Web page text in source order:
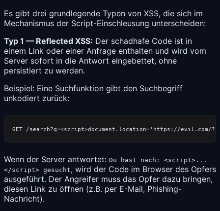
Es gibt drei grundlegende Typen von XSS, die sich im
Mechanismus der Script-Einschleusung unterscheiden:
Typ 1 — Reflected XSS: Der schadhafe Code ist in
einem Link oder einer Anfrage enthalten und wird vom
Server sofort in die Antwort eingebettet, ohne
persistiert zu werden.
Beispiel: Eine Suchfunktion gibt den Suchbegriff
unkodiert zurück:
Wenn der Server antwortet: Du hast nach: <script>...
</script> gesucht, wird der Code im Browser des Opfers
ausgeführt. Der Angreifer muss das Opfer dazu bringen,
diesen Link zu öffnen (z.B. per E-Mail, Phishing-
Nachricht).